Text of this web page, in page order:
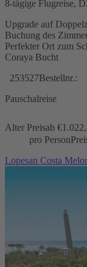
8-tägige Flugreise,
Upgrade auf
Buchung des
Perfekter Ort zum
Coraya Bucht
253527Bestellnr.:
Pauschalreise
Alter Preisab €
pro Person
Lopesan Costa